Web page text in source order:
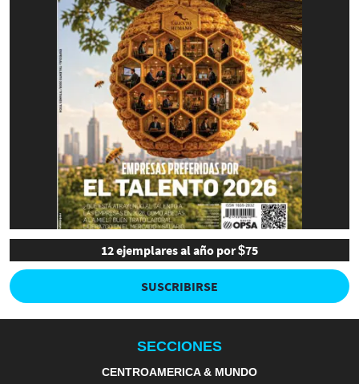
12 ejemplares al año por $75
SUSCRIBIRSE
SECCIONES
CENTROAMERICA & MUNDO